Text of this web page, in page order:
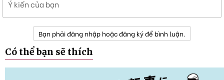
Ý kiến của bạn
Bạn phải đăng nhập hoặc đăng ký để bình luận.
Có thể bạn sẽ thích